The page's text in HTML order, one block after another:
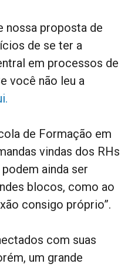
nossa proposta de
de se ter a
em processos de
você não leu a
de Formação em
vindas dos RHs
ainda ser
blocos, como ao
consigo próprio”.
com suas
um grande